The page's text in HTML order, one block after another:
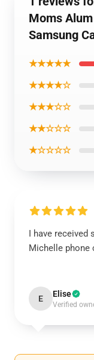
Moms
Samsung
★★★★★
★★★★☆
★★★☆☆
★★☆☆☆
★☆☆☆☆
I have received
Michelle phone
E Elise
Verified